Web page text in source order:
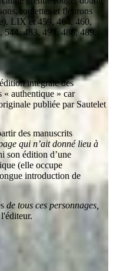
roulettes et fleurons
LIX et 459, 464, 460,
544, 483, 499, 486, 489,
intégrale des
« authentique » car
publiée par Sautelet
des manuscrits
qui n’ait donné lieu à
son édition d’une
(elle occupe
introduction de
de tous ces personnages,